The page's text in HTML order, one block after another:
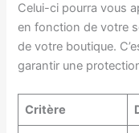
Celui-ci pourra vous
en fonction de votre
de votre boutique.
garantir une
Critère